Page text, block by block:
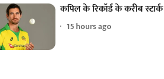
कपिल के रिकॉर्ड के करीब स्टार्क
15 hours ago